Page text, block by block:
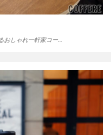
おしゃれ一軒家コー…